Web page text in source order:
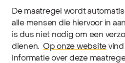
De maatregel wordt
alle mensen die hiervoor in
is dus niet nodig om een
dienen. Op onze website vind
informatie over deze